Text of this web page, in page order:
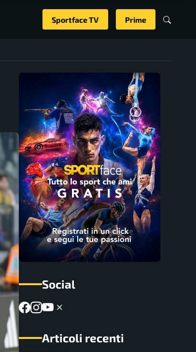
Sportface TV Prime
Social
Articoli recenti